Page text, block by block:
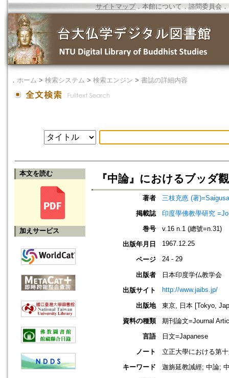
サイトマップ．本館について ． 諮問委員会 ．
． ホーム > 検索システム > 検索エンジン > 書誌の詳細内容
本文を読む
加えサービス
『中論』におけるブッダ觀
著者
三枝充悳 (著
掲載誌
印度學佛教學研究
巻号
v.16 n.1 (總號=n.31)
出版年月日
1967.12.25
ページ 24 - 29
出版者
日本印度学仏教学会
出版サイト
http://www.jaibs.jp/
出版地
東京, 日本 [Tokyo,
資料の種類
期刊論文=Journal
言語
日文=Japanese
ノート
立正大學における第
キーワード
迦旃延教誡經; 中論;